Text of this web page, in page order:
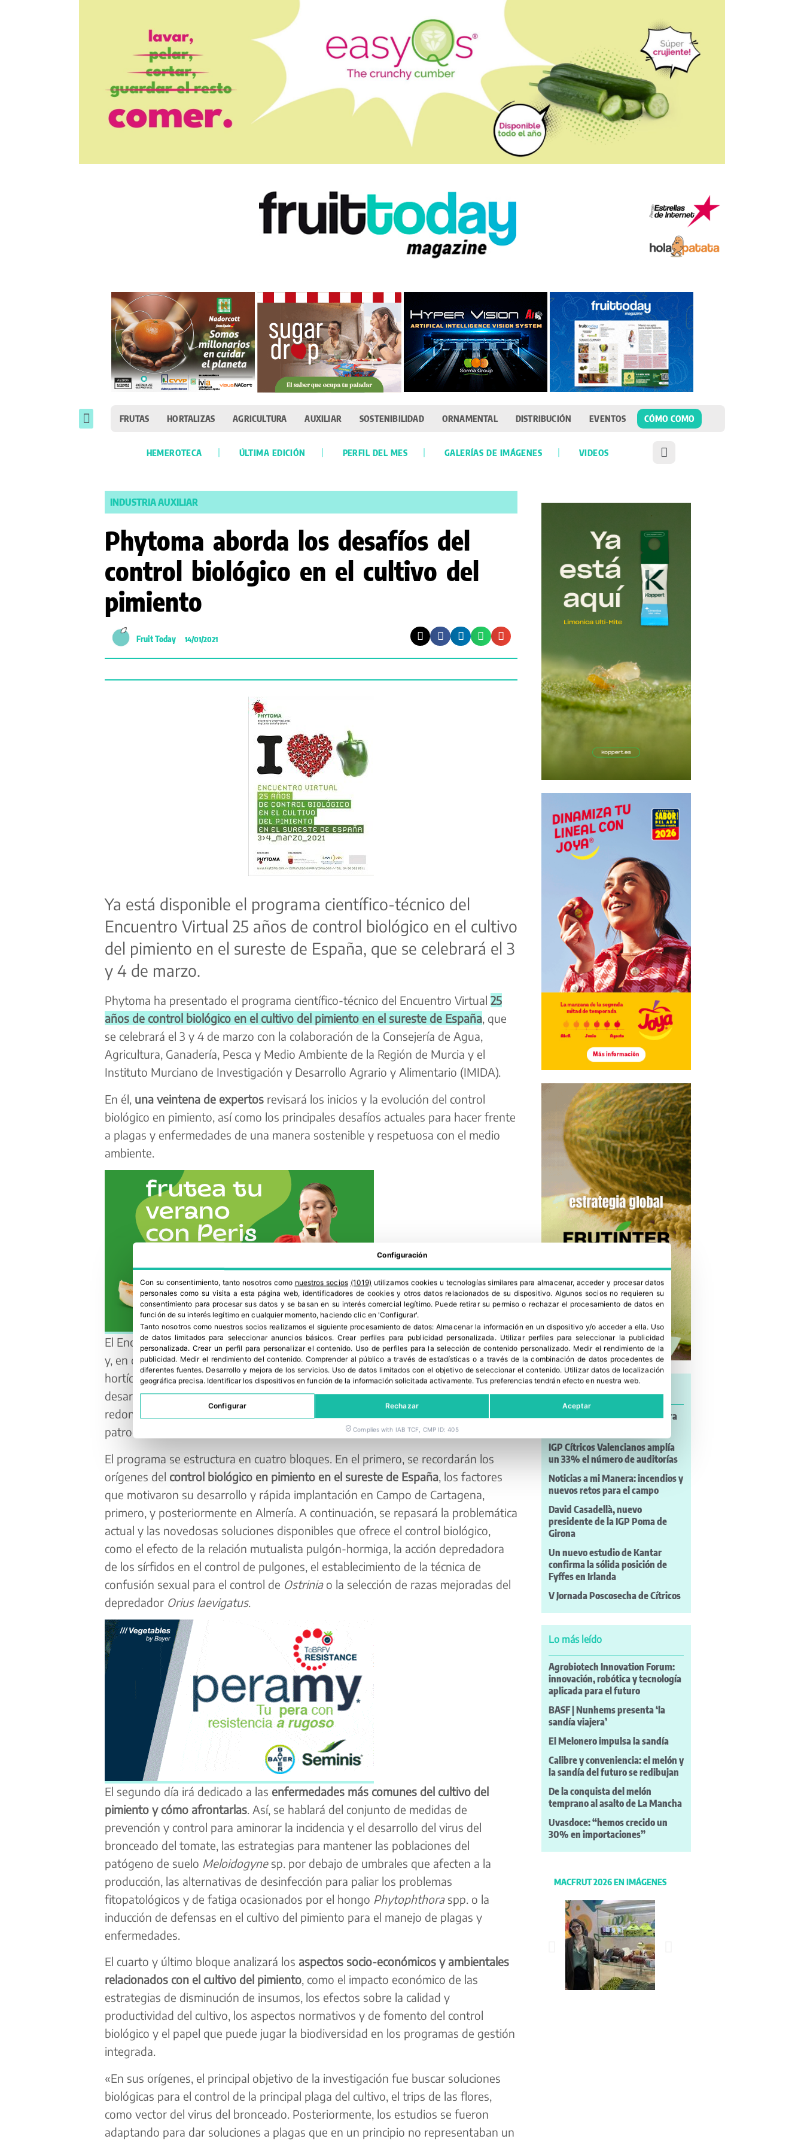
FRUTAS HORTALIZAS AGRICULTURA AUXILIAR SOSTENIBILIDAD ORNAMENTAL DISTRIBUCIÓN EVENTOS CÓMO COMO
HEMEROTECA ÚLTIMA EDICIÓN PERFIL DEL MES GALERÍAS DE IMÁGENES VIDEOS
INDUSTRIA AUXILIAR
Phytoma aborda los desafíos del
control biológico en el cultivo del
pimiento
Fruit Today 14/01/2021
Ya está disponible el programa científico-técnico del
Encuentro Virtual 25 años de control biológico en el cultivo
del pimiento en el sureste de España, que se celebrará el 3
y 4 de marzo.
Phytoma ha presentado el programa científico-técnico del Encuentro Virtual 25
años de control biológico en el cultivo del pimiento en el sureste de España, que
se celebrará el 3 y 4 de marzo con la colaboración de la Consejería de Agua,
Agricultura, Ganadería, Pesca y Medio Ambiente de la Región de Murcia y el
Instituto Murciano de Investigación y Desarrollo Agrario y Alimentario (IMIDA).
En él, una veintena de expertosrevisará los inicios y la evolución del control
biológico en pimiento, así como los principales desafíos actuales para hacer frente
a plagas y enfermedades de una manera sostenible y respetuosa con el medio
ambiente.
El Encuentro, dirigido a asesores, técnicos, agricultores, investigadores, empresas
y, en definitiva, a todos los profesionales dedicados al cultivo del pimiento y
hortícolas, se desarrollará en formato exclusivamente virtual, con una plataforma
desarrolladaad hocque permitirá a los asistentes visionar las ponencias y mesas
redondas durante un mes, y acceder a toda la documentación aportada por los
patrocinadores.
El programa se estructura en cuatro bloques. En el primero, se recordarán los
orígenes del control biológico en pimiento en el sureste de España, los factores
que motivaron su desarrollo y rápida implantación en Campo de Cartagena,
primero, y posteriormente en Almería. A continuación, se repasará la problemática
actual y las novedosas soluciones disponibles que ofrece el control biológico,
como el efecto de la relación mutualista pulgón-hormiga, la acción depredadora
de los sírfidos en el control de pulgones, el establecimiento de la técnica de
confusión sexual para el control de Ostriniao la selección de razas mejoradas del
depredador Orius laevigatus.
El segundo día irá dedicado a las enfermedades más comunes del cultivo del
pimiento y cómo afrontarlas. Así, se hablará del conjunto de medidas de
prevención y control para aminorar la incidencia y el desarrollo del virus del
bronceado del tomate, las estrategias para mantener las poblaciones del
patógeno de suelo Meloidogynesp. por debajo de umbrales que afecten a la
producción, las alternativas de desinfección para paliar los problemas
fitopatológicos y de fatiga ocasionados por el hongo Phytophthoraspp. o la
inducción de defensas en el cultivo del pimiento para el manejo de plagas y
enfermedades.
El cuarto y último bloque analizará los aspectos socio-económicos y ambientales
relacionados con el cultivo del pimiento, como el impacto económico de las
estrategias de disminución de insumos, los efectos sobre la calidad y
productividad del cultivo, los aspectos normativos y de fomento del control
biológico y el papel que puede jugar la biodiversidad en los programas de gestión
integrada.
«En sus orígenes, el principal objetivo de la investigación fue buscar soluciones
biológicas para el control de la principal plaga del cultivo, el trips de las flores,
como vector del virus del bronceado. Posteriormente, los estudios se fueron
adaptando para dar soluciones a plagas que en un principio no representaban un
FEDEMCO: el envase de madera
IGP Cítricos Valencianos amplía
un 33% el número de auditorías
Noticias a mi Manera: incendios y
nuevos retos para el campo
David Casadellà, nuevo
presidente de la IGP Poma de
Girona
Un nuevo estudio de Kantar
confirma la sólida posición de
Fyffes en Irlanda
V Jornada Poscosecha de Cítricos
Lo más leído
Agrobiotech Innovation Forum:
innovación, robótica y tecnología
aplicada para el futuro
BASF | Nunhems presenta ‘la
sandía viajera’
El Melonero impulsa la sandía
Calibre y conveniencia: el melón y
la sandía del futuro se redibujan
De la conquista del melón
temprano al asalto de La Mancha
Uvasdoce: “hemos crecido un
30% en importaciones”
MACFRUT 2026 EN IMÁGENES
Configuración
Con su consentimiento, tanto nosotros como nuestros socios (1019) utilizamos cookies u tecnologías similares para almacenar, acceder y procesar datos
personales como su visita a esta página web, identificadores de cookies y otros datos relacionados de su dispositivo. Algunos socios no requieren su
consentimiento para procesar sus datos y se basan en su interés comercial legítimo. Puede retirar su permiso o rechazar el procesamiento de datos en
función de su interés legítimo en cualquier momento, haciendo clic en 'Configurar'.
Tanto nosotros como nuestros socios realizamos el siguiente procesamiento de datos:Almacenar la información en un dispositivo y/o acceder a ella. Uso
de datos limitados para seleccionar anuncios básicos. Crear perfiles para publicidad personalizada . Utilizar perfiles para seleccionar la publicidad
personalizada. Crear un perfil para personalizar el contenido. Uso de perfiles para la selección de contenido personalizado. Medir el rendimiento de la
publicidad. Medir el rendimiento del contenido. Comprender al público a través de estadísticas o a través de la combinación de datos procedentes de
diferentes fuentes. Desarrollo y mejora de los servicios. Uso de datos limitados con el objetivo de seleccionar el contenido. Utilizar datos de localización
geográfica precisa. Identificar los dispositivos en función de la información solicitada activamente.Tus preferencias tendrán efecto en nuestra web.
Configurar Rechazar Aceptar
Complies with IAB TCF, CMP ID: 405